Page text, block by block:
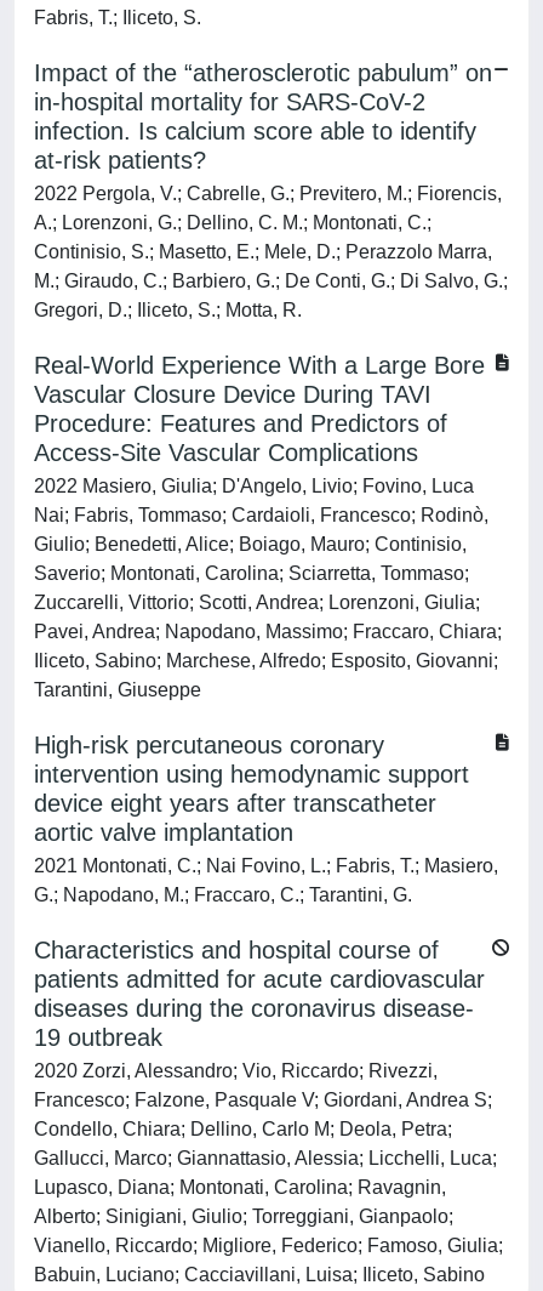
Fabris, T.; Iliceto, S.
Impact of the “atherosclerotic pabulum” on
in-hospital mortality for SARS-CoV-2
infection. Is calcium score able to identify
at-risk patients?
2022 Pergola, V.; Cabrelle, G.; Previtero, M.; Fiorencis,
A.; Lorenzoni, G.; Dellino, C. M.; Montonati, C.;
Continisio, S.; Masetto, E.; Mele, D.; Perazzolo Marra,
M.; Giraudo, C.; Barbiero, G.; De Conti, G.; Di Salvo, G.;
Gregori, D.; Iliceto, S.; Motta, R.
Real-World Experience With a Large Bore
Vascular Closure Device During TAVI
Procedure: Features and Predictors of
Access-Site Vascular Complications
2022 Masiero, Giulia; D'Angelo, Livio; Fovino, Luca
Nai; Fabris, Tommaso; Cardaioli, Francesco; Rodinò,
Giulio; Benedetti, Alice; Boiago, Mauro; Continisio,
Saverio; Montonati, Carolina; Sciarretta, Tommaso;
Zuccarelli, Vittorio; Scotti, Andrea; Lorenzoni, Giulia;
Pavei, Andrea; Napodano, Massimo; Fraccaro, Chiara;
Iliceto, Sabino; Marchese, Alfredo; Esposito, Giovanni;
Tarantini, Giuseppe
High-risk percutaneous coronary
intervention using hemodynamic support
device eight years after transcatheter
aortic valve implantation
2021 Montonati, C.; Nai Fovino, L.; Fabris, T.; Masiero,
G.; Napodano, M.; Fraccaro, C.; Tarantini, G.
Characteristics and hospital course of
patients admitted for acute cardiovascular
diseases during the coronavirus disease-
19 outbreak
2020 Zorzi, Alessandro; Vio, Riccardo; Rivezzi,
Francesco; Falzone, Pasquale V; Giordani, Andrea S;
Condello, Chiara; Dellino, Carlo M; Deola, Petra;
Gallucci, Marco; Giannattasio, Alessia; Licchelli, Luca;
Lupasco, Diana; Montonati, Carolina; Ravagnin,
Alberto; Sinigiani, Giulio; Torreggiani, Gianpaolo;
Vianello, Riccardo; Migliore, Federico; Famoso, Giulia;
Babuin, Luciano; Cacciavillani, Luisa; Iliceto, Sabino